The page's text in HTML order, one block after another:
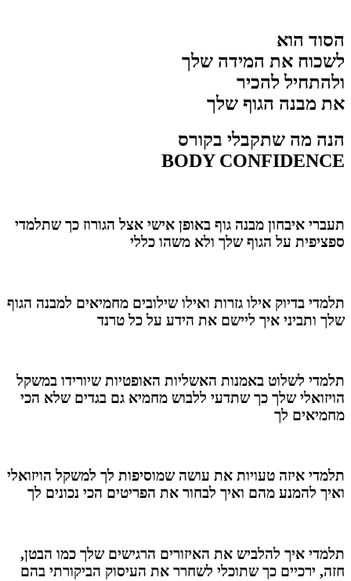
הסוד הוא
לשכוח את המידה שלך
ולהתחיל להכיר
את מבנה הגוף שלך
הנה מה שתקבלי בקורס
BODY CONFIDENCE
תעברי איבחון מבנה גוף באופן אישי אצל הגורוז כך שתלמדי
ספציפית על הגוף שלך ולא משהו כללי
תלמדי בדיוק אילו גזרות ואילו שילובים מחמיאים למבנה הגוף
שלך ותביני איך ליישם את הידע על כל טרנד
תלמדי לשלוט באמנות האשליות האופטיות שיורידו במשקל
הויזואלי שלך כך שתדעי ללבוש מחמיא גם בגדים שלא הכי
מחמיאים לך
תלמדי איזה טעויות את עושה שמוסיפות לך למשקל הויזואלי
ואיך להמנע מהם ואיך לבחור את הפריטים הכי נכונים לך
תלמדי איך להלביש את האיזורים הרגישים שלך כמו הבטן,
חזה, ירכיים כך שתוכלי לשחרר את העיסוק הביקורתי בהם